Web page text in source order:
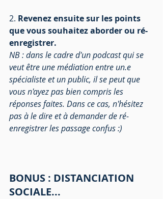
2. Revenez ensuite sur les points
que vous souhaitez aborder ou ré-
enregistrer.
NB : dans le cadre d'un podcast qui se
veut être une médiation entre un.e
spécialiste et un public, il se peut que
vous n'ayez pas bien compris les
réponses faites. Dans ce cas, n'hésitez
pas à le dire et à demander de ré-
enregistrer les passage confus :)
BONUS : DISTANCIATION
SOCIALE...